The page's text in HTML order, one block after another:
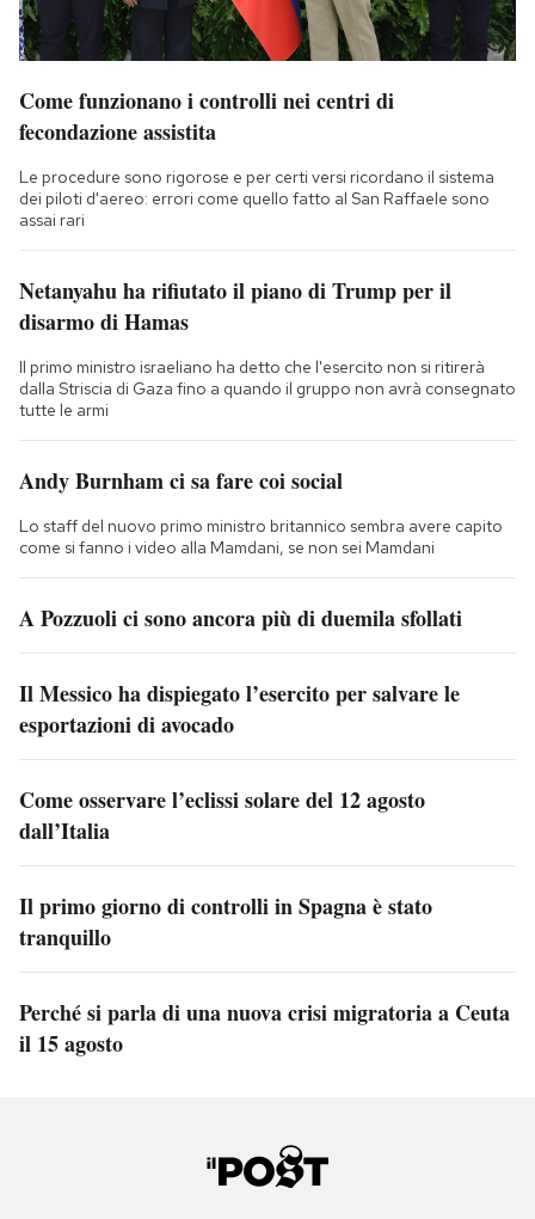
Come funzionano i controlli nei centri di
fecondazione assistita
Le procedure sono rigorose e per certi versi ricordano il sistema
dei piloti d'aereo: errori come quello fatto al San Raffaele sono
assai rari
Netanyahu ha rifiutato il piano di Trump per il
disarmo di Hamas
Il primo ministro israeliano ha detto che l'esercito non si ritirerà
dalla Striscia di Gaza fino a quando il gruppo non avrà consegnato
tutte le armi
Andy Burnham ci sa fare coi social
Lo staff del nuovo primo ministro britannico sembra avere capito
come si fanno i video alla Mamdani, se non sei Mamdani
A Pozzuoli ci sono ancora più di duemila sfollati
Il Messico ha dispiegato l’esercito per salvare le
esportazioni di avocado
Come osservare l’eclissi solare del 12 agosto
dall’Italia
Il primo giorno di controlli in Spagna è stato
tranquillo
Perché si parla di una nuova crisi migratoria a Ceuta
il 15 agosto